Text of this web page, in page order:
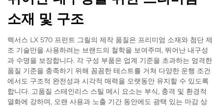
소재 및 구조
렉서스 LX 570 프런트 그릴의 제작 품질은 프리미엄 소재와 첨단 제
조 기술만을 사용하려는 브랜드의 철학을 보여주며, 뛰어난 내구성
과 수명을 보장합니다. 각 구성 부품은 업계 기준을 초과하는 엄격한
품질 기준을 충족하기 위해 꼼꼼한 테스트를 거쳐 다양한 운행 조건
에서도 구조적 완전성과 시각적 매력을 오랫동안 유지할 수 있도록
합니다. 고품질 스테인리스 스틸 메시 요소는 부식, 충격 및 환경적
열화에 강하며, 오랜 사용과 노출 기간 동안에도 광택 있는 마감 상